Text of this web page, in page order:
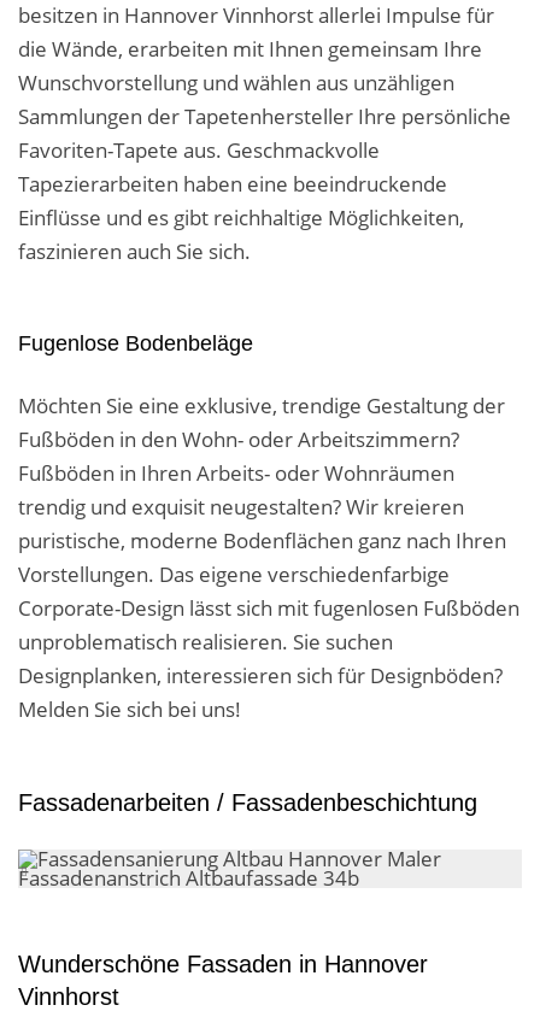
besitzen in Hannover Vinnhorst allerlei Impulse für
die Wände, erarbeiten mit Ihnen gemeinsam Ihre
Wunschvorstellung und wählen aus unzähligen
Sammlungen der Tapetenhersteller Ihre persönliche
Favoriten-Tapete aus. Geschmackvolle
Tapezierarbeiten haben eine beeindruckende
Einflüsse und es gibt reichhaltige Möglichkeiten,
faszinieren auch Sie sich.
Fugenlose Bodenbeläge
Möchten Sie eine exklusive, trendige Gestaltung der
Fußböden in den Wohn- oder Arbeitszimmern?
Fußböden in Ihren Arbeits- oder Wohnräumen
trendig und exquisit neugestalten? Wir kreieren
puristische, moderne Bodenflächen ganz nach Ihren
Vorstellungen. Das eigene verschiedenfarbige
Corporate-Design lässt sich mit fugenlosen Fußböden
unproblematisch realisieren. Sie suchen
Designplanken, interessieren sich für Designböden?
Melden Sie sich bei uns!
Fassadenarbeiten / Fassadenbeschichtung
Wunderschöne Fassaden in Hannover
Vinnhorst